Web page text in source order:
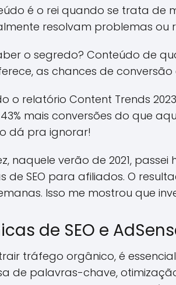
é o rei quando se trata de
resolvam problemas ou
o segredo? Conteúdo de
as chances de
o relatório Content Trends
mais conversões do que
dá pra ignorar!
naquele verão de 2021,
de SEO para afiliados. O
Isso me mostrou que
de SEO e
tráfego orgânico, é
de palavras-chave,